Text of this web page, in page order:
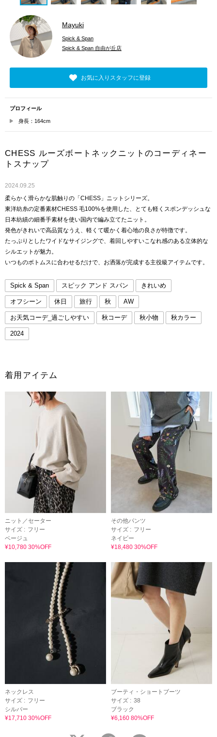
Mayuki
Spick & Span
Spick & Span 自由が丘店
お気に入りスタッフに登録
プロフィール
身長：164cm
CHESS ルーズボートネックニットのコーディネー
トスナップ
2024.09.25
柔らかく滑らかな肌触りの「CHESS」ニットシリーズ。
東洋紡糸の定番素材CHESS 毛100%を使用した、とても軽くスポンデッシュな
日本紡績の細番手素材を使い国内で編み立てたニット。
発色がきれいで高品質なうえ、軽くて暖かく着心地の良さが特徴です。
たっぷりとしたワイドなサイジングで、着回しやすいこなれ感のある立体的な
シルエットが魅力。
いつものボトムスに合わせるだけで、お洒落が完成する主役級アイテムです。
Spick & Span スピック アンド スパン きれいめ
オフシーン 休日 旅行 秋 AW
お天気コーデ_過ごしやすい 秋コーデ 秋小物 秋カラー
2024
着用アイテム
ニット／セーター
サイズ : フリー
ベージュ
¥10,780 30%OFF
その他パンツ
サイズ : フリー
ネイビー
¥18,480 30%OFF
ネックレス
サイズ : フリー
シルバー
¥17,710 30%OFF
ブーティ・ショートブーツ
サイズ : 38
ブラック
¥6,160 80%OFF